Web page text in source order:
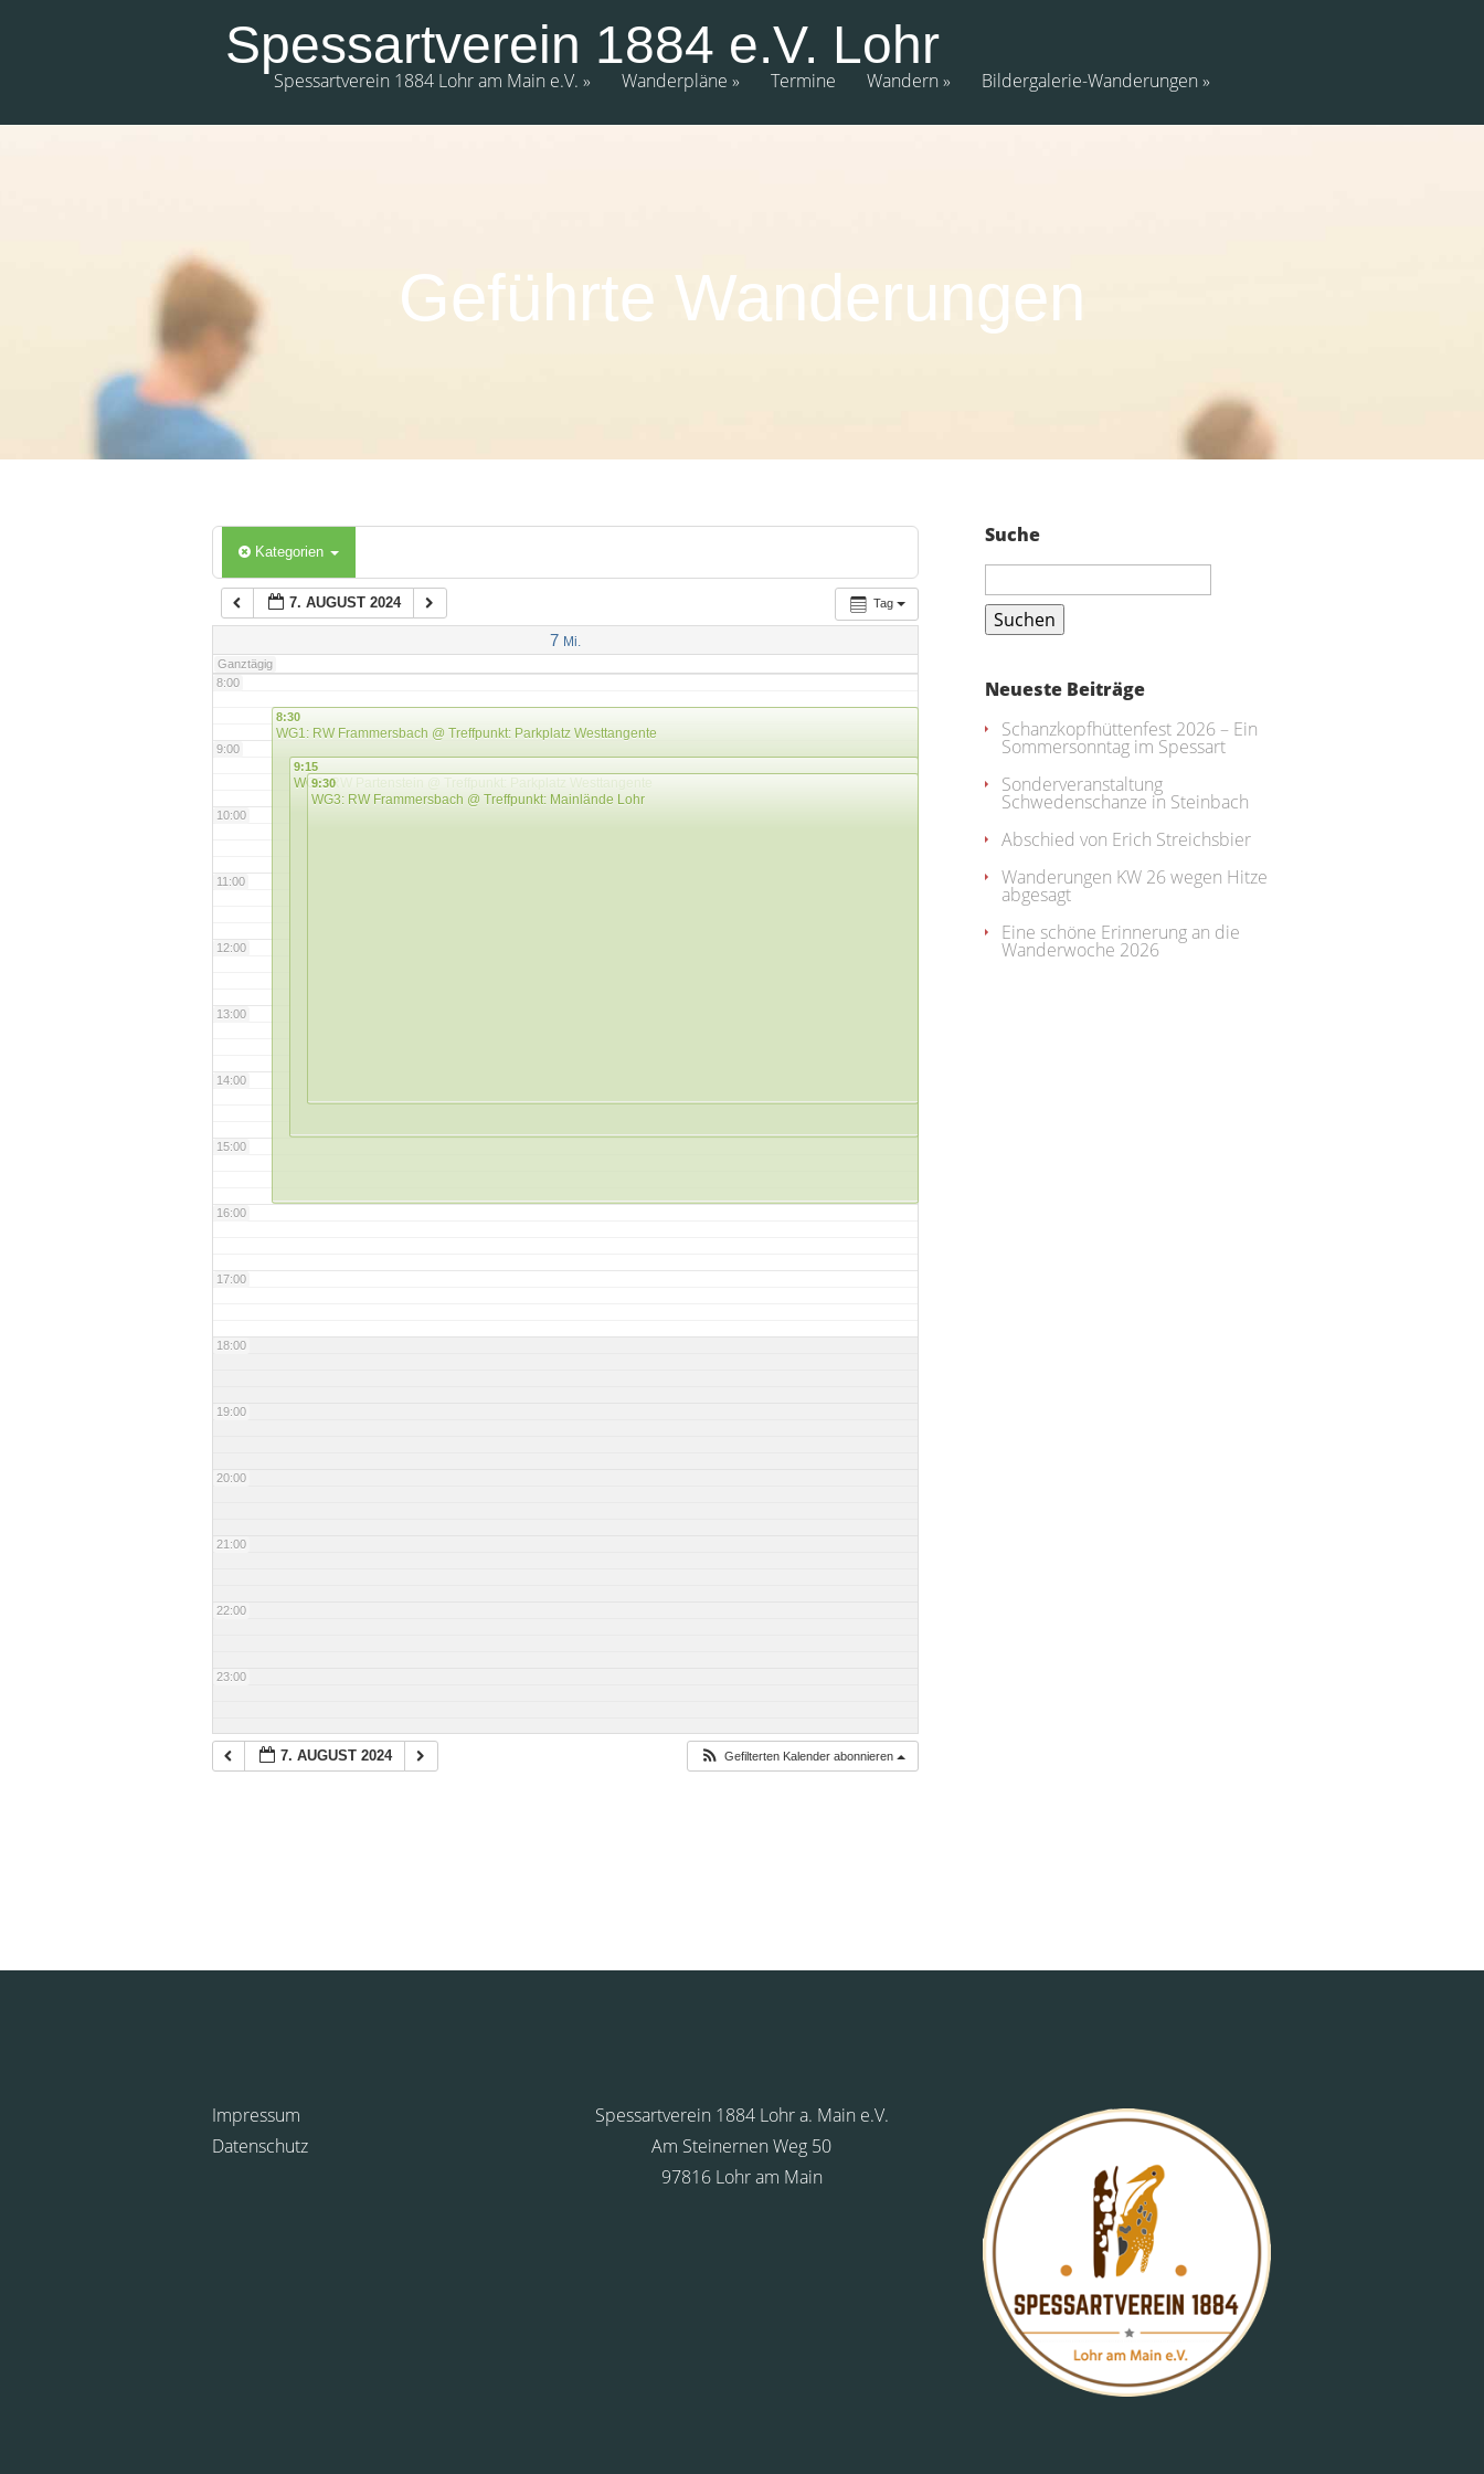
Spessartverein 1884 e.V. Lohr
Spessartverein 1884 Lohr am Main e.V. Wanderpläne Termine Wandern Bildergalerie-Wanderungen
Geführte Wanderungen
Kategorien
Tag
7. AUGUST 2024
7 Mi.
Ganztägig
2:00
4:00
6:00
7:00
8:00
9:00
10:00
11:00
12:00
13:00
14:00
15:00
16:00
17:00
18:00
19:00
20:00
21:00
22:00
23:00
8:30
WG1: RW Frammersbach @ Treffpunkt: Parkplatz Westtangente
9:15
WG2: RW Partenstein @ Treffpunkt: Parkplatz Westtangente
9:30
WG3: RW Frammersbach @ Treffpunkt: Mainlände Lohr
7. AUGUST 2024 Gefilterten Kalender abonnieren
Suche
Suchen
Neueste Beiträge
Schanzkopfhüttenfest 2026 – Ein
Sommersonntag im Spessart
Sonderveranstaltung
Schwedenschanze in Steinbach
Abschied von Erich Streichsbier
Wanderungen KW 26 wegen Hitze
abgesagt
Eine schöne Erinnerung an die
Wanderwoche 2026
Impressum
Datenschutz
Spessartverein 1884 Lohr a. Main e.V.
Am Steinernen Weg 50
97816 Lohr am Main